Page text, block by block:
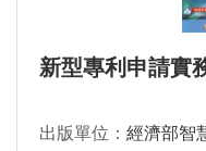
新型專利申請實
出版單位： 經濟部智